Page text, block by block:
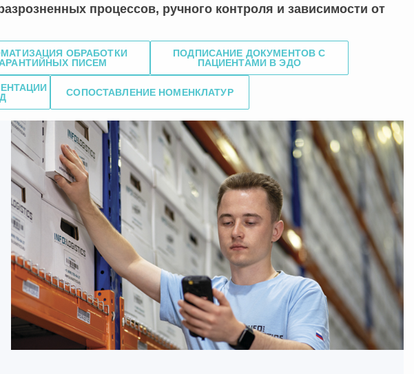
процессов, ручного контроля и зависимости от
ОБРАБОТКИ
ПИСЕМ
ПОДПИСАНИЕ ДОКУМЕНТОВ С
ПАЦИЕНТАМИ В ЭДО
СОПОСТАВЛЕНИЕ НОМЕНКЛАТУР